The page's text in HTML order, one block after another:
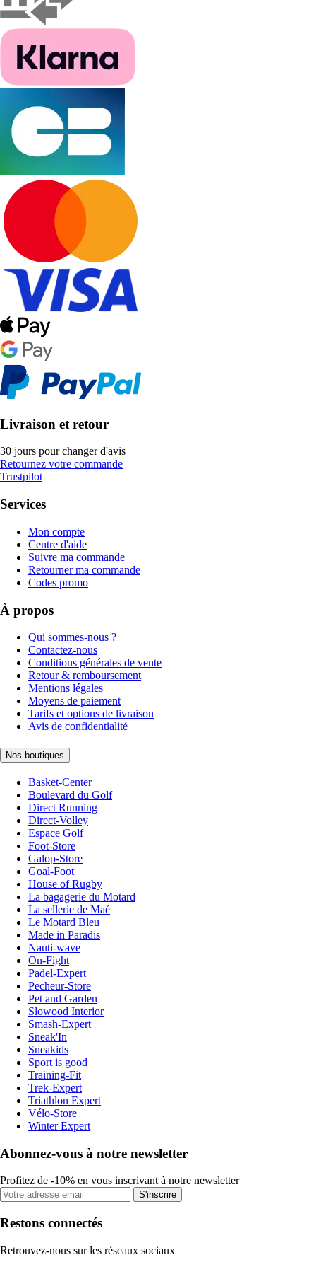
Livraison et retour
30 jours pour changer d'avis
Retournez votre commande
Trustpilot
Services
Mon compte
Centre d'aide
Suivre ma commande
Retourner ma commande
Codes promo
À propos
Qui sommes-nous ?
Contactez-nous
Conditions générales de vente
Retour & remboursement
Mentions légales
Moyens de paiement
Tarifs et options de livraison
Avis de confidentialité
Nos boutiques
Basket-Center
Boulevard du Golf
Direct Running
Direct-Volley
Espace Golf
Foot-Store
Galop-Store
Goal-Foot
House of Rugby
La bagagerie du Motard
La sellerie de Maé
Le Motard Bleu
Made in Paradis
Nauti-wave
On-Fight
Padel-Expert
Pecheur-Store
Pet and Garden
Slowood Interior
Smash-Expert
Sneak'In
Sneakids
Sport is good
Training-Fit
Trek-Expert
Triathlon Expert
Vélo-Store
Winter Expert
Abonnez-vous à notre newsletter
Profitez de -10% en vous inscrivant à notre newsletter
S'inscrire
Restons connectés
Retrouvez-nous sur les réseaux sociaux